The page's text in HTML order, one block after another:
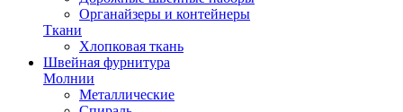
Органайзеры и контейнеры
Ткани
Хлопковая ткань
Швейная фурнитура
Молнии
Металлические